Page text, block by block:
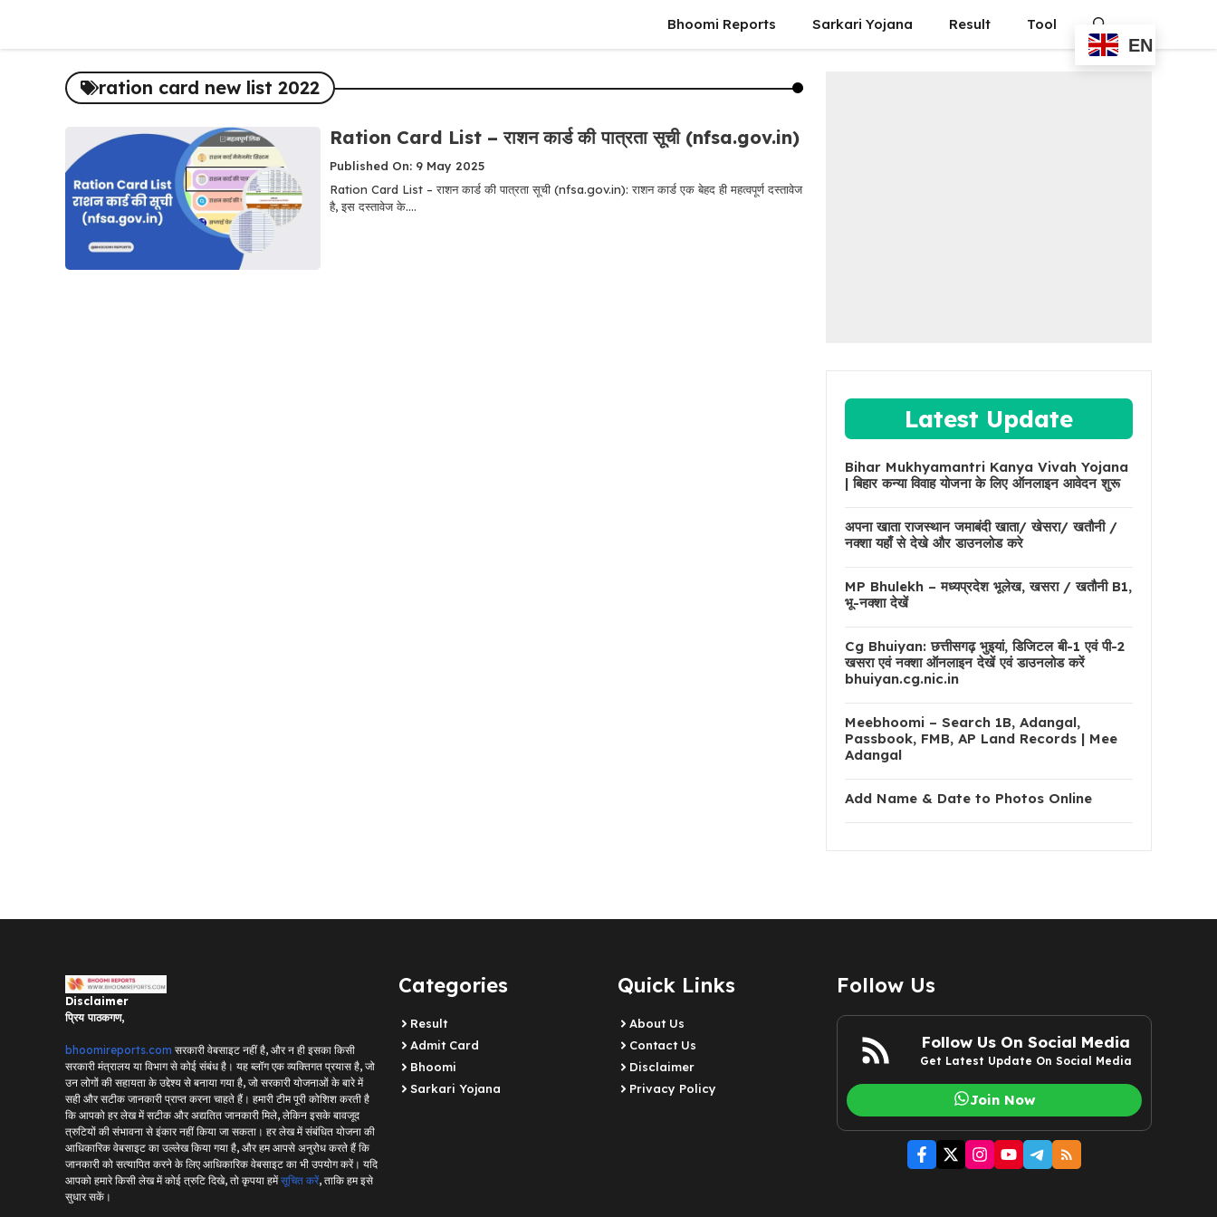
content
Bhoomi Reports Sarkari Yojana Result Tool
EN
ration card new list 2022
Ration Card List – राशन कार्ड की पात्रता सूची (nfsa.gov.in)
Published On: 9 May 2025
Ration Card List – राशन कार्ड की पात्रता सूची (nfsa.gov.in): राशन कार्ड एक बेहद ही महत्वपूर्ण दस्तावेज
है, इस दस्तावेज के....
Latest Update
Bihar Mukhyamantri Kanya Vivah Yojana
| बिहार कन्या विवाह योजना के लिए ऑनलाइन आवेदन शुरू
अपना खाता राजस्थान जमाबंदी खाता/ खेसरा/ खतौनी /
नक्शा यहाँ से देखे और डाउनलोड करे
MP Bhulekh – मध्यप्रदेश भूलेख, खसरा / खतौनी B1,
भू-नक्शा देखें
Cg Bhuiyan: छत्तीसगढ़ भुइयां, डिजिटल बी-1 एवं पी-2
खसरा एवं नक्शा ऑनलाइन देखें एवं डाउनलोड करें
bhuiyan.cg.nic.in
Meebhoomi – Search 1B, Adangal,
Passbook, FMB, AP Land Records | Mee
Adangal
Add Name & Date to Photos Online
Disclaimer
प्रिय पाठकगण,
bhoomireports.com सरकारी वेबसाइट नहीं है, और न ही इसका किसी
सरकारी मंत्रालय या विभाग से कोई संबंध है। यह ब्लॉग एक व्यक्तिगत प्रयास है, जो
उन लोगों की सहायता के उद्देश्य से बनाया गया है, जो सरकारी योजनाओं के बारे में
सही और सटीक जानकारी प्राप्त करना चाहते हैं। हमारी टीम पूरी कोशिश करती है
कि आपको हर लेख में सटीक और अद्यतित जानकारी मिले, लेकिन इसके बावजूद
त्रुटियों की संभावना से इंकार नहीं किया जा सकता। हर लेख में संबंधित योजना की
आधिकारिक वेबसाइट का उल्लेख किया गया है, और हम आपसे अनुरोध करते हैं कि
जानकारी को सत्यापित करने के लिए आधिकारिक वेबसाइट का भी उपयोग करें। यदि
आपको हमारे किसी लेख में कोई त्रुटि दिखे, तो कृपया हमेंसूचित करें, ताकि हम इसे
सुधार सकें।
Categories
Result
Admit Card
Bhoomi
Sarkari Yojana
Quick Links
About Us
Contact Us
Disclaimer
Privacy Policy
Follow Us
Follow Us On Social Media
Get Latest Update On Social Media
Join Now